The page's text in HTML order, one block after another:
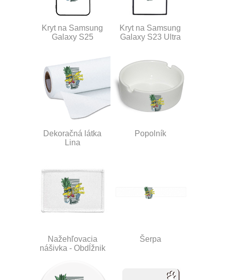
Kryt na Samsung
Galaxy S25
Kryt na Samsung
Galaxy S23 Ultra
Dekoračná látka
Lina
Popolník
Nažehľovacia
nášivka - Obdĺžnik
Šerpa